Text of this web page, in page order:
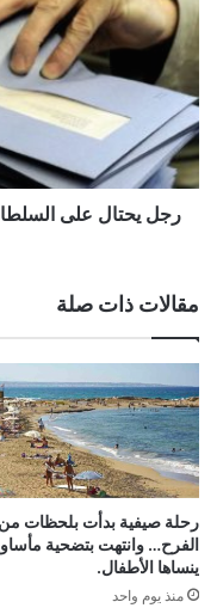
يحتال
على
السلطات
الضريبية
الهولندية
بمبلغ
240
ألف
يورو!
مقالات ذات صلة
رحلة صيفية بدأت بلحظات من
الفرح… وانتهت بتضحية
ينساها الأطفال.
منذ يوم واحد